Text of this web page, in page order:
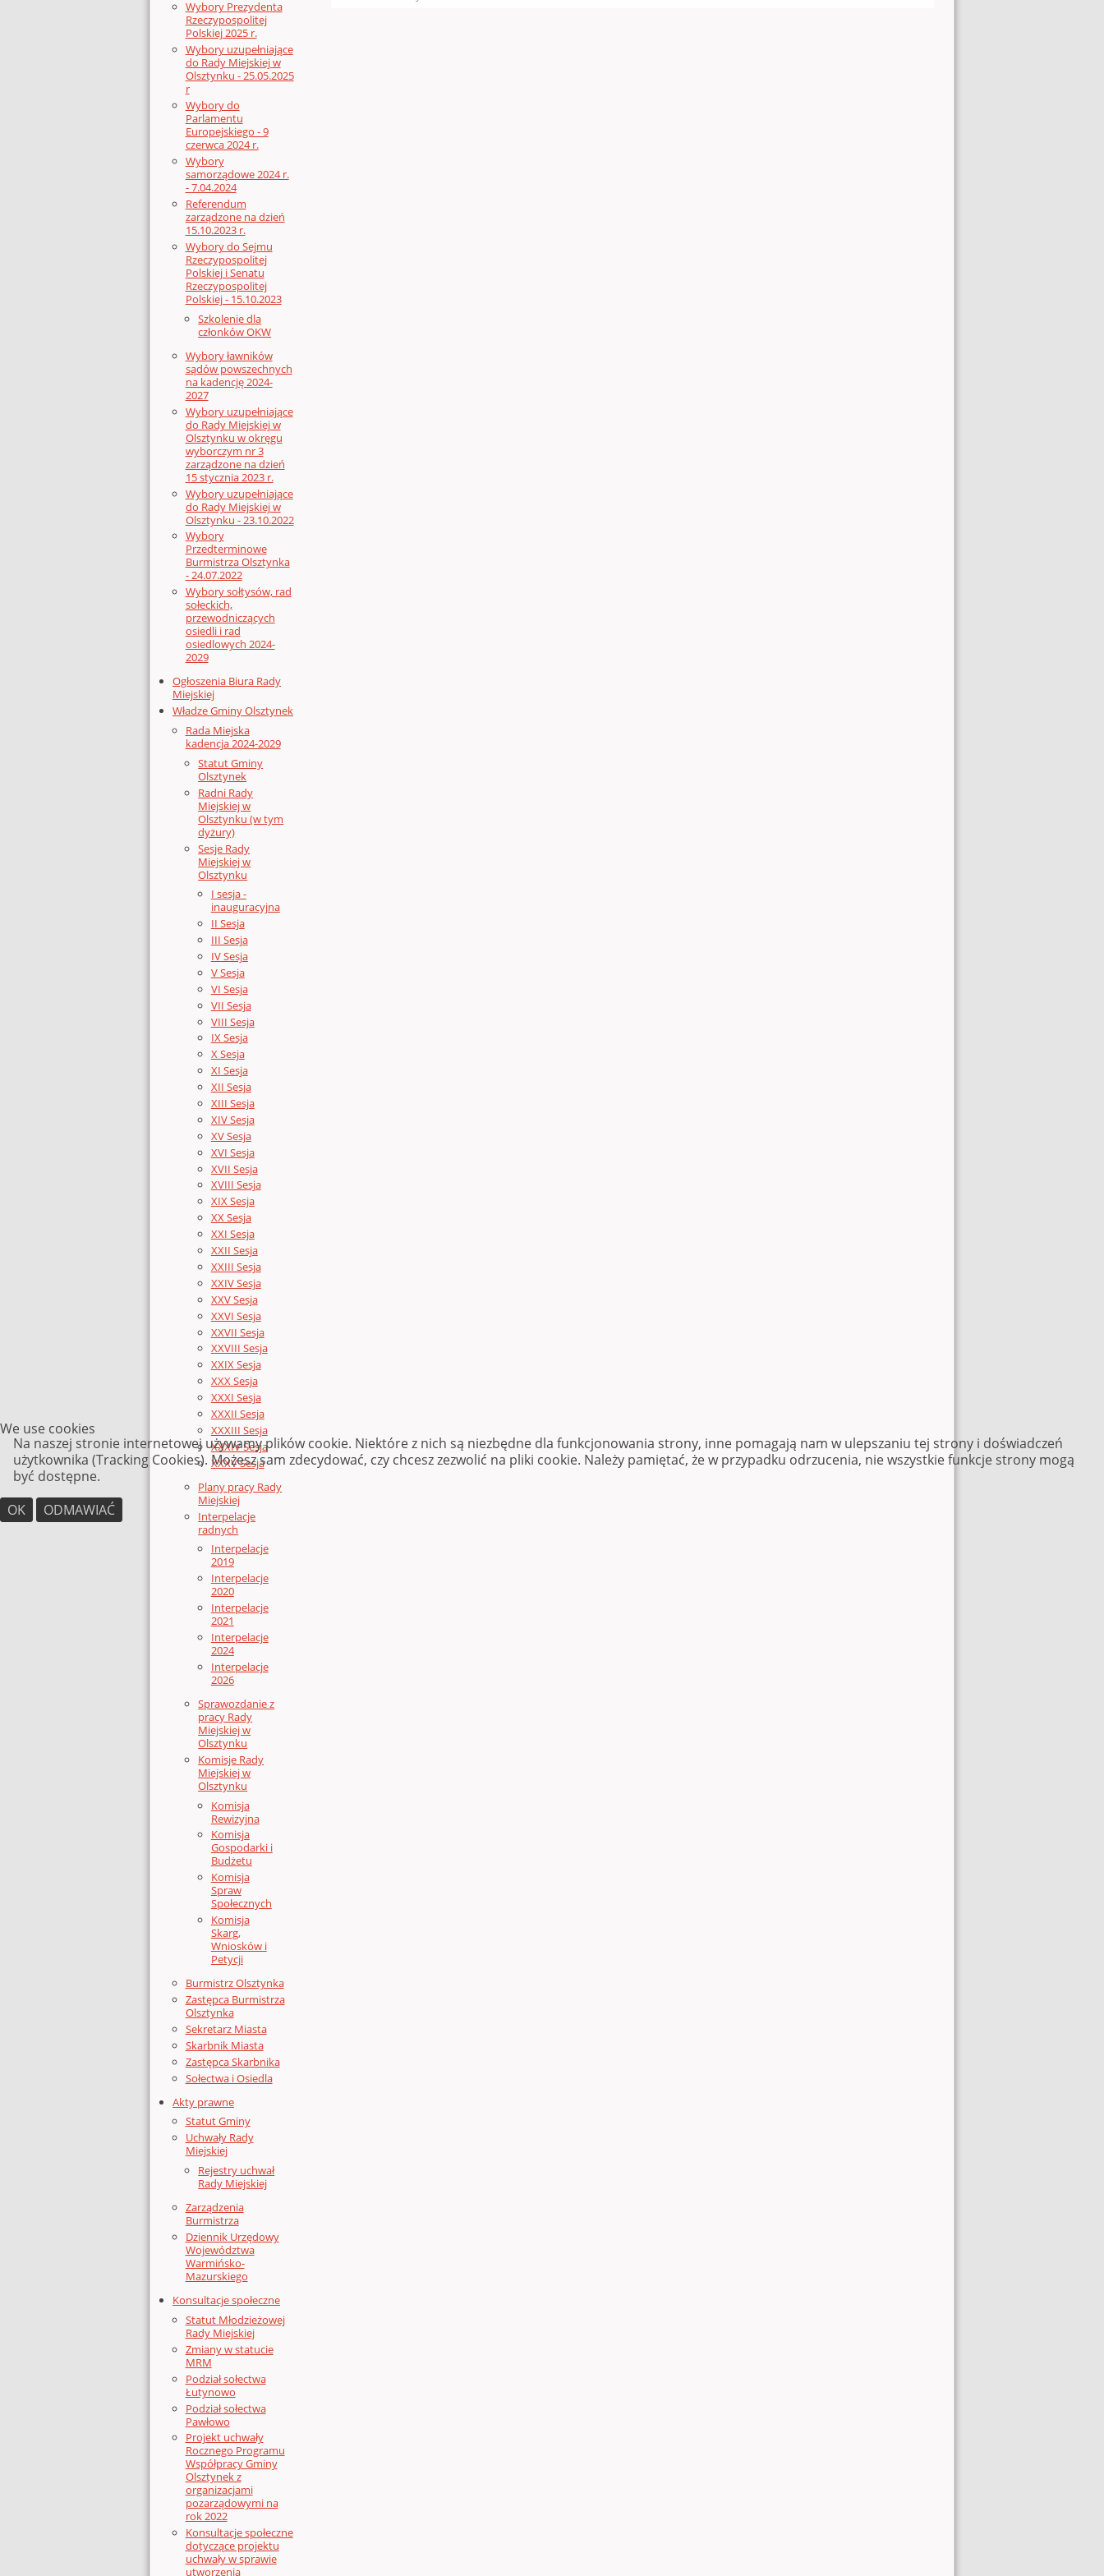
Wybory Prezydenta
Rzeczypospolitej
Polskiej 2025 r.
Wybory uzupełniające
do Rady Miejskiej w
Olsztynku - 25.05.2025
r
Wybory do
Parlamentu
Europejskiego - 9
czerwca 2024 r.
Wybory
samorządowe 2024 r.
- 7.04.2024
Referendum
zarządzone na dzień
15.10.2023 r.
Wybory do Sejmu
Rzeczypospolitej
Polskiej i Senatu
Rzeczypospolitej
Polskiej - 15.10.2023
Szkolenie dla
członków OKW
Wybory ławników
sądów powszechnych
na kadencję 2024-
2027
Wybory uzupełniające
do Rady Miejskiej w
Olsztynku w okręgu
wyborczym nr 3
zarządzone na dzień
15 stycznia 2023 r.
Wybory uzupełniające
do Rady Miejskiej w
Olsztynku - 23.10.2022
Wybory
Przedterminowe
Burmistrza Olsztynka
- 24.07.2022
Wybory sołtysów, rad
sołeckich,
przewodniczących
osiedli i rad
osiedlowych 2024-
2029
Ogłoszenia Biura Rady
Miejskiej
Władze Gminy Olsztynek
Rada Miejska
kadencja 2024-2029
Statut Gminy
Olsztynek
Radni Rady
Miejskiej w
Olsztynku (w tym
dyżury)
Sesje Rady
Miejskiej w
Olsztynku
I sesja -
inauguracyjna
II Sesja
III Sesja
IV Sesja
V Sesja
VI Sesja
VII Sesja
VIII Sesja
IX Sesja
X Sesja
XI Sesja
XII Sesja
XIII Sesja
XIV Sesja
XV Sesja
XVI Sesja
XVII Sesja
XVIII Sesja
XIX Sesja
XX Sesja
XXI Sesja
XXII Sesja
XXIII Sesja
XXIV Sesja
XXV Sesja
XXVI Sesja
XXVII Sesja
XXVIII Sesja
XXIX Sesja
XXX Sesja
XXXI Sesja
XXXII Sesja
XXXIII Sesja
XXXIV Sesja
XXXV Sesja
Plany pracy Rady
Miejskiej
Interpelacje
radnych
Interpelacje
2019
Interpelacje
2020
Interpelacje
2021
Interpelacje
2024
Interpelacje
2026
Sprawozdanie z
pracy Rady
Miejskiej w
Olsztynku
Komisje Rady
Miejskiej w
Olsztynku
Komisja
Rewizyjna
Komisja
Gospodarki i
Budżetu
Komisja
Spraw
Społecznych
Komisja
Skarg,
Wniosków i
Petycji
Burmistrz Olsztynka
Zastępca Burmistrza
Olsztynka
Sekretarz Miasta
Skarbnik Miasta
Zastępca Skarbnika
Sołectwa i Osiedla
Akty prawne
Statut Gminy
Uchwały Rady
Miejskiej
Rejestry uchwał
Rady Miejskiej
Zarządzenia
Burmistrza
Dziennik Urzędowy
Województwa
Warmińsko-
Mazurskiego
Konsultacje społeczne
Statut Młodzieżowej
Rady Miejskiej
Zmiany w statucie
MRM
Podział sołectwa
Łutynowo
Podział sołectwa
Pawłowo
Projekt uchwały
Rocznego Programu
Współpracy Gminy
Olsztynek z
organizacjami
pozarządowymi na
rok 2022
Konsultacje społeczne
dotyczące projektu
uchwały w sprawie
utworzenia
We use cookies
Na naszej stronie internetowej używamy plików cookie. Niektóre z nich są niezbędne dla funkcjonowania strony, inne pomagają nam w ulepszaniu tej strony i doświadczeń
użytkownika (Tracking Cookies). Możesz sam zdecydować, czy chcesz zezwolić na pliki cookie. Należy pamiętać, że w przypadku odrzucenia, nie wszystkie funkcje strony mogą
być dostępne.
OK
ODMAWIAĆ